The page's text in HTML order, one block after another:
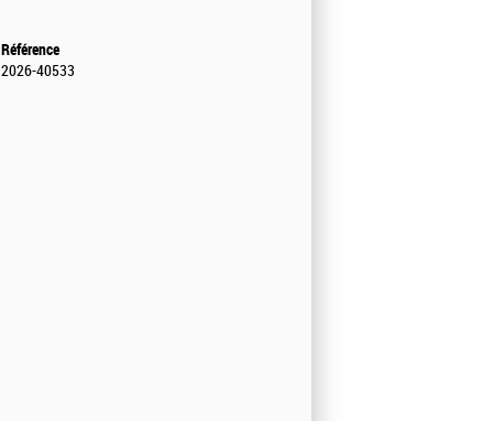
Référence
2026-40533